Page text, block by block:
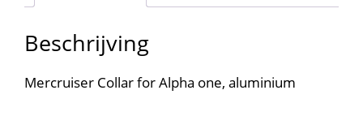
Beschrijving
Mercruiser Collar for Alpha one, aluminium